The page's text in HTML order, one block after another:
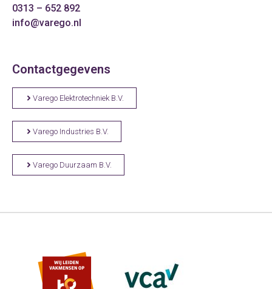
0313 – 652 892
info@varego.nl
Contactgegevens
Varego Elektrotechniek B.V.
Varego Industries B.V.
Varego Duurzaam B.V.